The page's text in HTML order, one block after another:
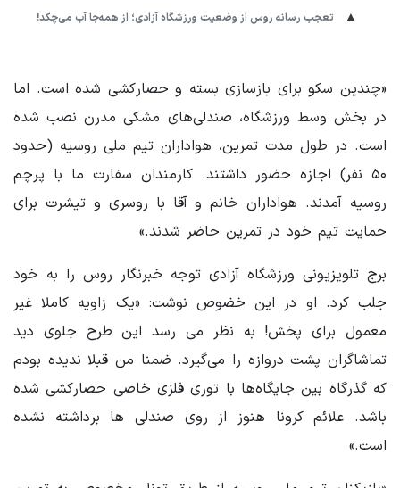
تعجب رسانه روس از وضعیت ورزشگاه آزادی؛ از همه‌جا آب می‌چکد!
«چندین سکو برای بازسازی بسته و حصارکشی شده است. اما
در بخش وسط ورزشگاه، صندلی‌های مشکی مدرن نصب شده
است. در طول مدت تمرین، هواداران تیم ملی روسیه (حدود
۵۰ نفر) اجازه حضور داشتند. کارمندان سفارت ما با پرچم
روسیه آمدند. هواداران خانم و آقا با روسری و تیشرت برای
حمایت تیم خود در تمرین حاضر شدند.»
برج تلویزیونی ورزشگاه آزادی توجه خبرنگار روس را به خود
جلب کرد. او در این خضوص نوشت: «یک زاویه کاملا غیر
معمول برای پخش! به نظر می رسد این طرح جلوی دید
تماشاگران پشت دروازه را می‌گیرد. ضمنا من قبلا ندیده بودم
که گذرگاه بین جایگاه‌ها با توری فلزی خاصی حصارکشی شده
باشد. علائم کرونا هنوز از روی صندلی ها برداشته نشده
است.»